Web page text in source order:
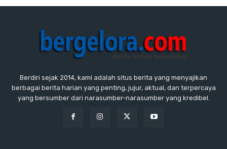
Berdiri sejak 2014, kami adalah situs berita yang menyajikan
berbagai berita harian yang penting, jujur, aktual, dan terpercaya
yang bersumber dari narasumber-narasumber yang kredibel.